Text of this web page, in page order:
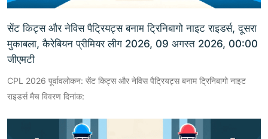
सेंट किट्स और नेविस पैट्रियट्स बनाम ट्रिनिबागो नाइट राइडर्स, दूसरा
मुकाबला, कैरेबियन प्रीमियर लीग 2026, 09 अगस्त 2026, 00:00
जीएमटी
CPL 2026 पूर्वावलोकन: सेंट किट्स और नेविस पैट्रियट्स बनाम ट्रिनिबागो नाइट
राइडर्स मैच विवरण दिनांक: